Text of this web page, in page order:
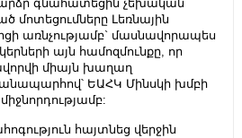
գնահատեցին չեխական
մոտեցումները Լեռնային
առնչությամբ` մասնավորապես
այն համոզմունքը, որ
միայն խաղաղ
ԵԱՀԿ Մինսկի խմբի
հայտնեց վերջին